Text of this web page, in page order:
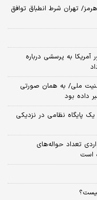
هرمز/ تهران شرط انطباق توافق
به پرسشی درباره
ملی/ به همان صورتی
داده بود
یک پایگاه نظامی در نزدیکی
تعداد حواله‌های
است